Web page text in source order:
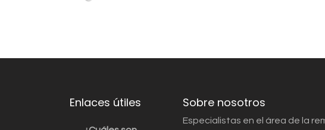
Enlaces útiles Sobre nosotros
Especialistas en el área de la